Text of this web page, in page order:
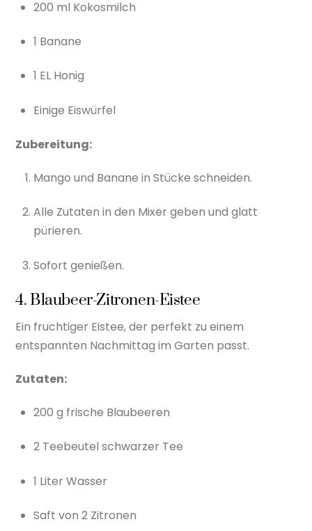
200 ml Kokosmilch
1 Banane
1 EL Honig
Einige Eiswürfel
Zubereitung:
Mango und Banane in Stücke schneiden.
Alle Zutaten in den Mixer geben und glatt
pürieren.
Sofort genießen.
4. Blaubeer-Zitronen-Eistee
Ein fruchtiger Eistee, der perfekt zu einem
entspannten Nachmittag im Garten passt.
Zutaten:
200 g frische Blaubeeren
2 Teebeutel schwarzer Tee
1 Liter Wasser
Saft von 2 Zitronen